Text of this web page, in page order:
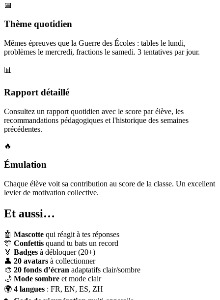
📅
Thème quotidien
Mêmes épreuves que la Guerre des Écoles : tables le lundi,
problèmes le mercredi, fractions le samedi. 3 tentatives par jour.
📊
Rapport détaillé
Consultez un rapport quotidien avec le score par élève, les
recommandations pédagogiques et l'historique des semaines
précédentes.
🔥
Émulation
Chaque élève voit sa contribution au score de la classe. Un excellent
levier de motivation collective.
Et aussi…
🤖 Mascotte qui réagit à tes réponses
🎊 Confettis quand tu bats un record
🏅 Badges à débloquer (20+)
👤 20 avatars à collectionner
🎨 20 fonds d’écran adaptatifs clair/sombre
🌙 Mode sombre et mode clair
🌍 4 langues : FR, EN, ES, ZH